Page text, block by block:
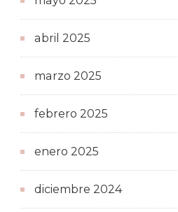
abril 2025
marzo 2025
febrero 2025
enero 2025
diciembre 2024